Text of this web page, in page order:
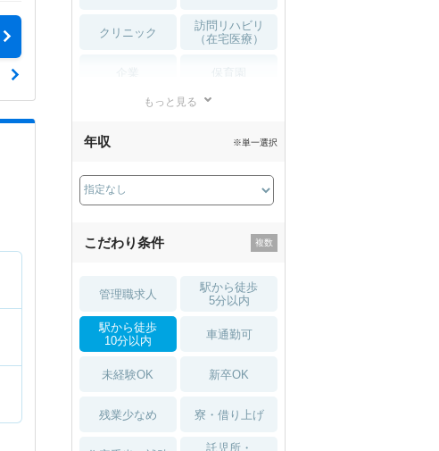
クリニック
訪問リハビリ
（在宅医療）
薬局・
もっと見る
年収 ※単一選択
こだわり条件
管理職求人
駅から徒歩
5分以内
駅から徒歩
10分以内
車通勤可
未経験OK 新卒OK
残業少なめ 寮・借り上げ
託児所・